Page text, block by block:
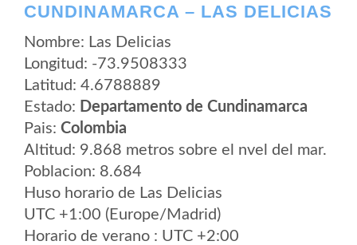
CUNDINAMARCA – LAS DELICIAS
Nombre: Las Delicias
Longitud: -73.9508333
Latitud: 4.6788889
Estado: Departamento de Cundinamarca
Pais: Colombia
Altitud: 9.868 metros sobre el nvel del mar.
Poblacion: 8.684
Huso horario de Las Delicias
UTC +1:00 (Europe/Madrid)
Horario de verano : UTC +2:00